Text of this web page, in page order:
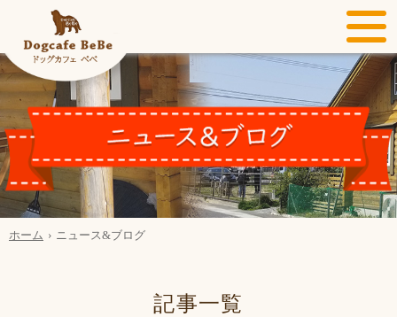
ホーム ニュース&ブログ
記事一覧